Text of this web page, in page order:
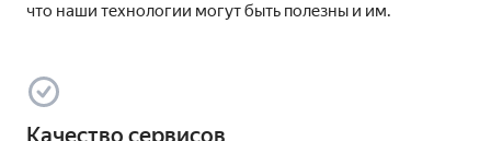
что наши технологии могут быть полезны и им.
Качество сервисов